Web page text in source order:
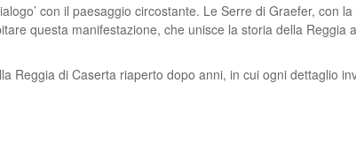
con il paesaggio circostante. Le Serre di Graefer, con
questa manifestazione, che unisce la storia della Reggia
Reggia di Caserta riaperto dopo anni, in cui ogni dettaglio